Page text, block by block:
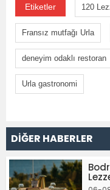
Etiketler 120
Fransız mutfağı Urla
deneyim odaklı restoran
Urla gastronomi
DİĞER HABERLER